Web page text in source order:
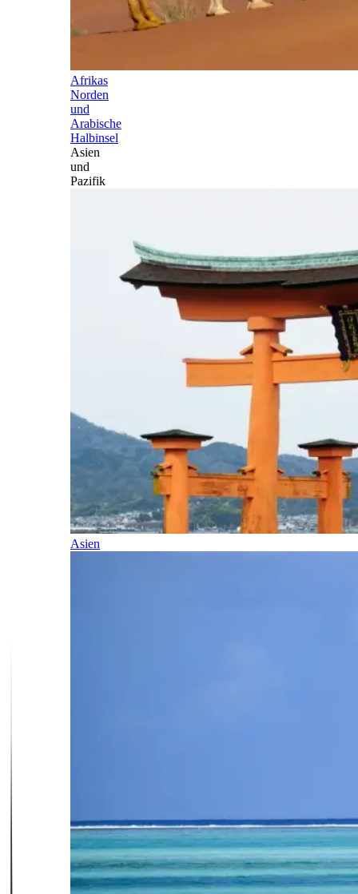
Afrikas
Norden
und
Arabische
Halbinsel
Asien
und
Pazifik
Asien